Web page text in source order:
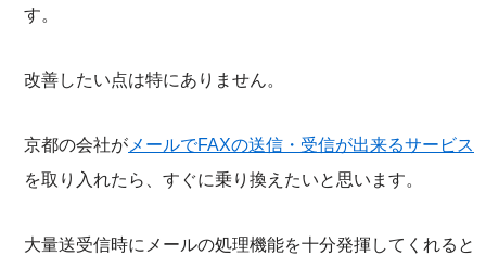
す。
改善したい点は特にありません。
京都の会社が メールでFAXの送信・受信が出来るサービス
を取り入れたら、すぐに乗り換えたいと思います。
大量送受信時にメールの処理機能を十分発揮してくれると